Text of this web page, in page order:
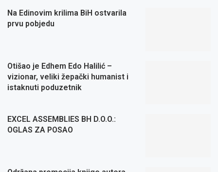
Na Edinovim krilima BiH ostvarila
prvu pobjedu
Otišao je Edhem Edo Halilić –
vizionar, veliki žepački humanist i
istaknuti poduzetnik
EXCEL ASSEMBLIES BH D.O.O.:
OGLAS ZA POSAO